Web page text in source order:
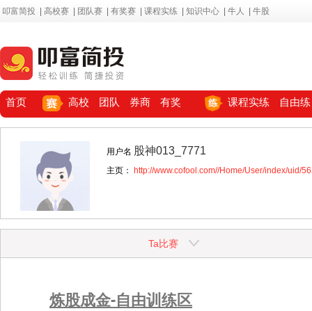
叩富简投 高校赛 团队赛 有奖赛 课程实练 知识中心 牛人 牛股
首页 高校 团队 券商 有奖 课程实练 自由练
用户名 股神013_7771
主页： http://www.cofool.com//Home/User/index/uid/
Ta比赛
炼股成金-自由训练区